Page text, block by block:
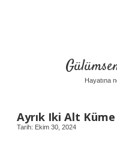
Hayatına
Ayrık Iki Alt
Tarih: Ekim 30, 2024